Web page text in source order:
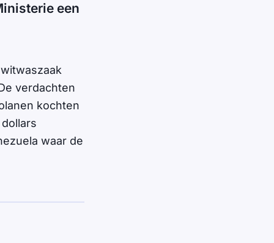
een
verdachten
kochten
waar de